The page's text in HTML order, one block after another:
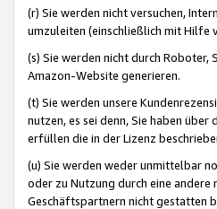
(r) Sie werden nicht versuchen,
umzuleiten (einschließlich mit
(s) Sie werden nicht durch
Amazon-Website generieren.
(t) Sie werden unsere
nutzen, es sei denn, Sie haben
erfüllen die in der Lizenz
(u) Sie werden weder unmittelbar
oder zu Nutzung durch eine andere
Geschäftspartnern nicht gestatten